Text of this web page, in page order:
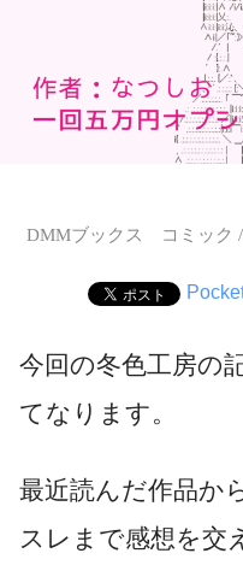
DMMブックス コミック
今回の冬色工房の
てなります。
最近読んだ作品か
スレまで感想を交